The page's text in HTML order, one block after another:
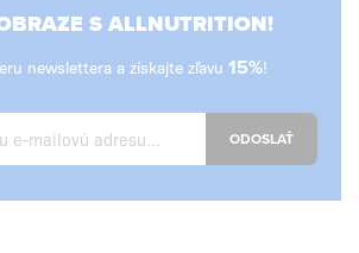
S ALLNUTRITION!
newslettera a získajte zľavu 15%!
ODOSLAŤ